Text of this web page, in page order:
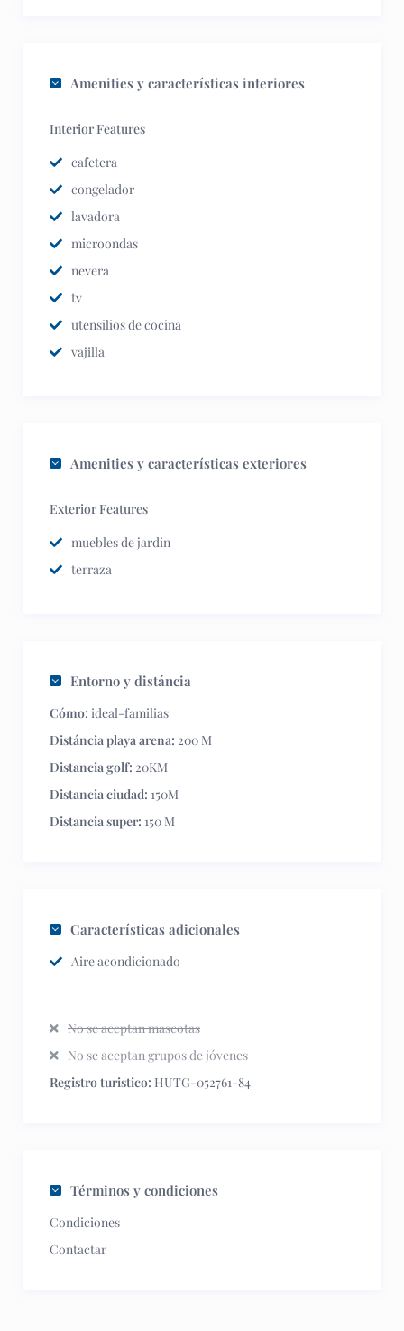
Amenities y características interiores
Interior Features
cafetera
congelador
lavadora
microondas
nevera
tv
utensilios de cocina
vajilla
Amenities y características exteriores
Exterior Features
muebles de jardin
terraza
Entorno y distáncia
Cómo: ideal-familias
Distáncia playa arena: 200 M
Distancia golf: 20KM
Distancia ciudad: 150M
Distancia super: 150 M
Características adicionales
Aire acondicionado
No se aceptan mascotas
No se aceptan grupos de jóvenes
Registro turistico: HUTG-052761-84
Términos y condiciones
Condiciones
Contactar